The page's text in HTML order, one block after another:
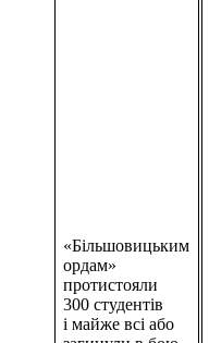
«Більшовицьким
ордам»
протистояли
300 студентів
і майже всі або